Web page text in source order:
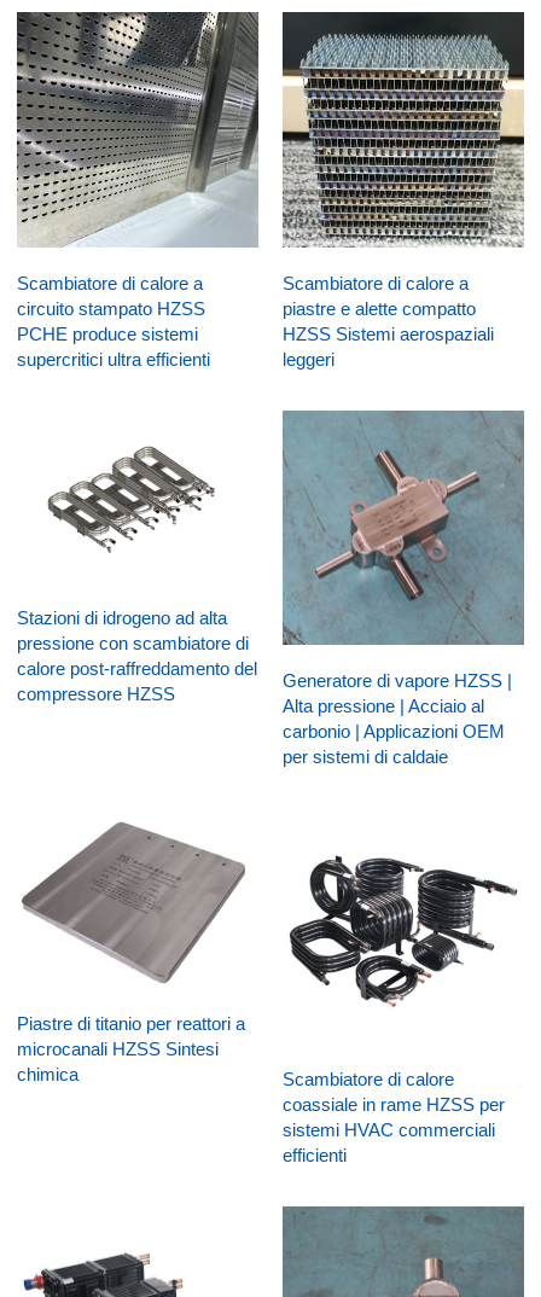
Scambiatore di calore a
circuito stampato HZSS
PCHE produce sistemi
supercritici ultra efficienti
Scambiatore di calore a
piastre e alette compatto
HZSS Sistemi aerospaziali
leggeri
Stazioni di idrogeno ad alta
pressione con scambiatore di
calore post-raffreddamento del
compressore HZSS
Generatore di vapore HZSS |
Alta pressione | Acciaio al
carbonio | Applicazioni OEM
per sistemi di caldaie
Piastre di titanio per reattori a
microcanali HZSS Sintesi
chimica
Scambiatore di calore
coassiale in rame HZSS per
sistemi HVAC commerciali
efficienti